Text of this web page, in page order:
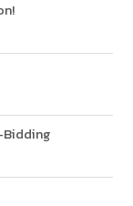
Bidding